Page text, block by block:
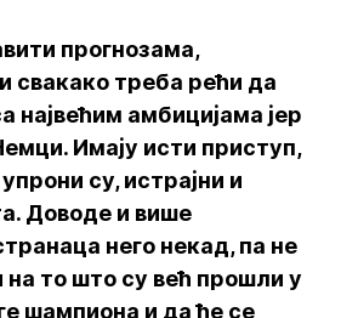
прогнозама,
свакако треба рећи да
највећим амбицијама јер
Имају исти приступ,
су, истрајни и
Доводе и више
него некад, па не
на то што су већ прошли у
шампиона и да ће се